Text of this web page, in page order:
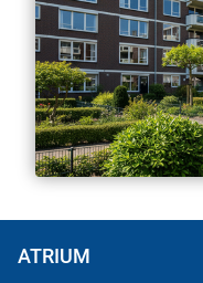
ATRIUM